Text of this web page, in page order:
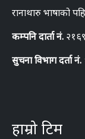
रानाथारु भाषाको
कम्पनि दार्ता नं.
सुचना विभाग दर्ता नं.
हाम्रो टिम